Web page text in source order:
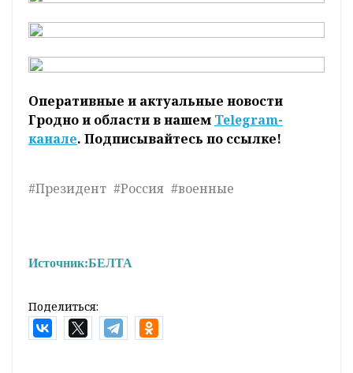
Оперативные и актуальные новости
Гродно и области в нашем Telegram-
канале. Подписывайтесь по ссылке!
#Президент #Россия #военные
Источник:БЕЛТА
Поделиться: